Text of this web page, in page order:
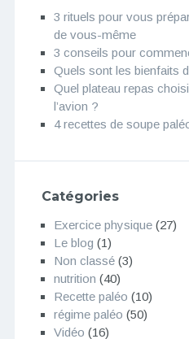
3 rituels pour vous
de vous-même
3 conseils pour
Quels sont les bienfaits
Quel plateau repas
l’avion ?
4 recettes de soupe
Catégories
Exercice physique(27)
Le blog (1)
Non classé(3)
nutrition (40)
Recette paléo (10)
régime paléo (50)
Vidéo (16)